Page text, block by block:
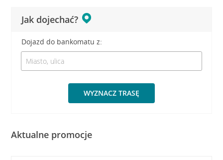
Jak dojechać?
Dojazd do bankomatu z:
WYZNACZ TRASĘ
Aktualne promocje